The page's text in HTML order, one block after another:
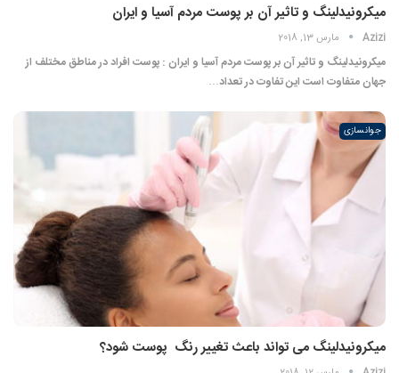
میکرونیدلینگ و تاثیر آن بر پوست مردم آسیا و ایران
Azizi مارس 13, 2018
میکرونیدلینگ و تاثیر آن بر پوست مردم آسیا و ایران : پوست افراد در مناطق مختلف از
جهان متفاوت است این تفاوت در تعداد…
جوانسازی
میکرونیدلینگ می تواند باعث تغییر رنگ ‍ پوست شود؟